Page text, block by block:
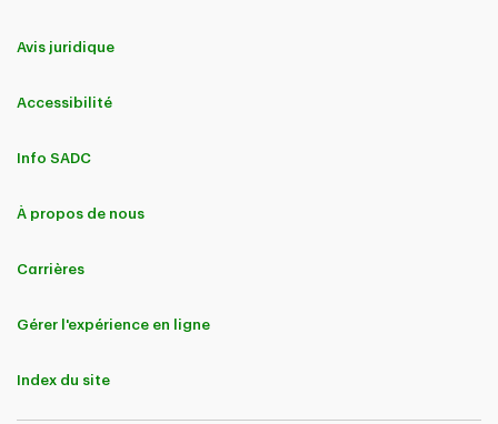
Avis juridique
Accessibilité
Info SADC
À propos de nous
Carrières
Gérer l'expérience en ligne
Index du site